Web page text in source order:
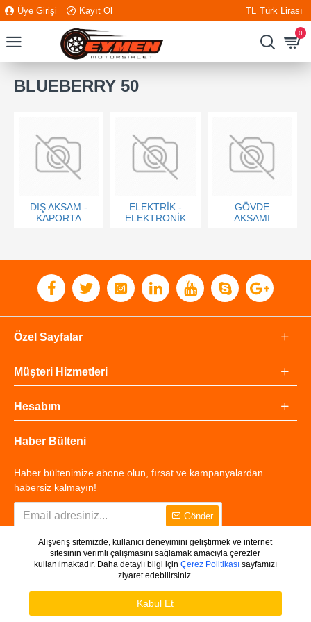
Üye Girişi Kayıt Ol TL Türk Lirası
0
BLUEBERRY 50
DIŞ AKSAM -
KAPORTA
ELEKTRİK -
ELEKTRONİK
GÖVDE
AKSAMI
Özel Sayfalar
Müşteri Hizmetleri
Hesabım
Haber Bülteni
Haber bültenimize abone olun, fırsat ve kampanyalardan
habersiz kalmayın!
Gönder
Copyright © 2025 - Tüm Hakları Saklıdır.
Alışveriş sitemizde, kullanıcı deneyimini geliştirmek ve internet
sitesinin verimli çalışmasını sağlamak amacıyla çerezler
kullanılmaktadır. Daha detaylı bilgi için Çerez Politikasısayfamızı
ziyaret edebilirsiniz.
Kabul Et
Ürünleri Filtrele